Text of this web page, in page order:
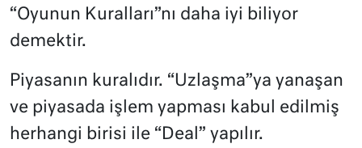
“Oyunun Kuralları”nı daha iyi biliyor
demektir.
Piyasanın kuralıdır. “Uzlaşma”ya yanaşan
ve piyasada işlem yapması kabul edilmiş
herhangi birisi ile “Deal” yapılır.